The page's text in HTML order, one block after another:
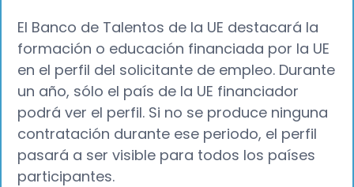
El Banco de Talentos de la UE destacará la
formación o educación financiada por la UE
en el perfil del solicitante de empleo. Durante
un año, sólo el país de la UE financiador
podrá ver el perfil. Si no se produce ninguna
contratación durante ese periodo, el perfil
pasará a ser visible para todos los países
participantes.